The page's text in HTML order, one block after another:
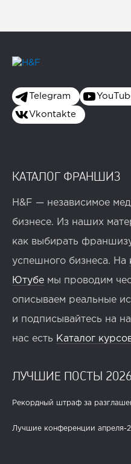
Telegram
Vkontakte
КАТАЛОГ ФРАНШИЗ
H&F — независимое
бизнесе. Из наших
как выбирать
успешного бизнеса. На
Ютубе мы проводим
описываем реальные
и подписывайтесь на
нас есть Каталог
ЛУЧШИЕ ПОСТЫ 2026
Рекордный штраф за
Лучшие конференции апреля-